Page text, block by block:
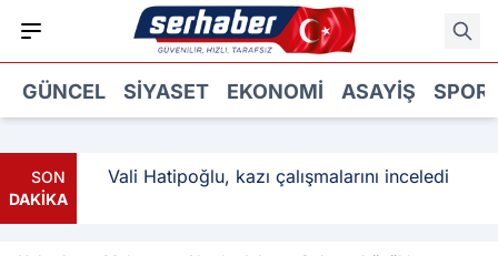
GÜNCEL SIYASET EKONOMI ASAYIŞ SPOR
SON
DAKİKA
Vali Hatipoğlu, kazı çalışmalarını inceledi